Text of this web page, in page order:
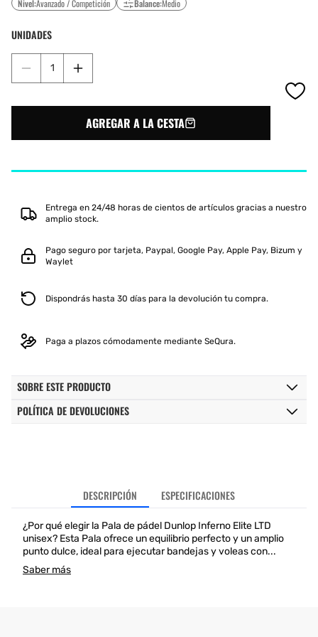
Nivel:Avanzado / Competición Balance:Medio
UNIDADES
Reducir
cantidad
ELITE
AZUL
Aumentar
cantidad
INFERNO
ELITE
AZUL
AGREGAR A LA CESTA
Entrega en 24/48 horas de cientos de artículos gracias a nuestro
amplio stock.
Pago seguro por tarjeta, Paypal, Google Pay, Apple Pay, Bizum y
Waylet
Dispondrás hasta 30 días para la devolución tu compra.
Paga a plazos cómodamente mediante SeQura.
SOBRE ESTE PRODUCTO
POLÍTICA DE DEVOLUCIONES
DESCRIPCIÓN ESPECIFICACIONES
¿Por qué elegir la Pala de pádel Dunlop Inferno Elite LTD
unisex? Esta Pala ofrece un equilibrio perfecto y un amplio
punto dulce, ideal para ejecutar bandejas y voleas con...
Saber más